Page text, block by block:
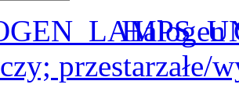
Halogen
przestarzałe/